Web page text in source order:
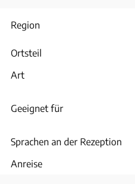
Region
Ortsteil
Art
Geeignet für
Sprachen an der Rezeption
Anreise